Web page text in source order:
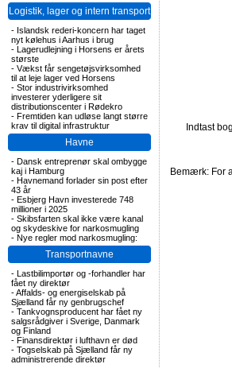
Logistik, lager og intern transport
- Islandsk rederi-koncern har taget
nyt kølehus i Aarhus i brug
- Lagerudlejning i Horsens er årets
største
- Vækst får sengetøjsvirksomhed
til at leje lager ved Horsens
- Stor industrivirksomhed
investerer yderligere sit
distributionscenter i Rødekro
- Fremtiden kan udløse langt større
krav til digital infrastruktur
Havne
- Dansk entreprenør skal ombygge
kaj i Hamburg
- Havnemand forlader sin post efter
43 år
- Esbjerg Havn investerede 748
millioner i 2025
- Skibsfarten skal ikke være kanal
og skydeskive for narkosmugling
- Nye regler mod narkosmugling:
Transportnavne
- Lastbilimportør og -forhandler har
fået ny direktør
-Affalds- og energiselskab på
Sjælland får ny genbrugschef
- Tankvognsproducent har fået ny
salgsrådgiver i Sverige, Danmark
og Finland
- Finansdirektør i lufthavn er død
- Togselskab på Sjælland får ny
administrerende direktør
Indtast
Bemærk: For